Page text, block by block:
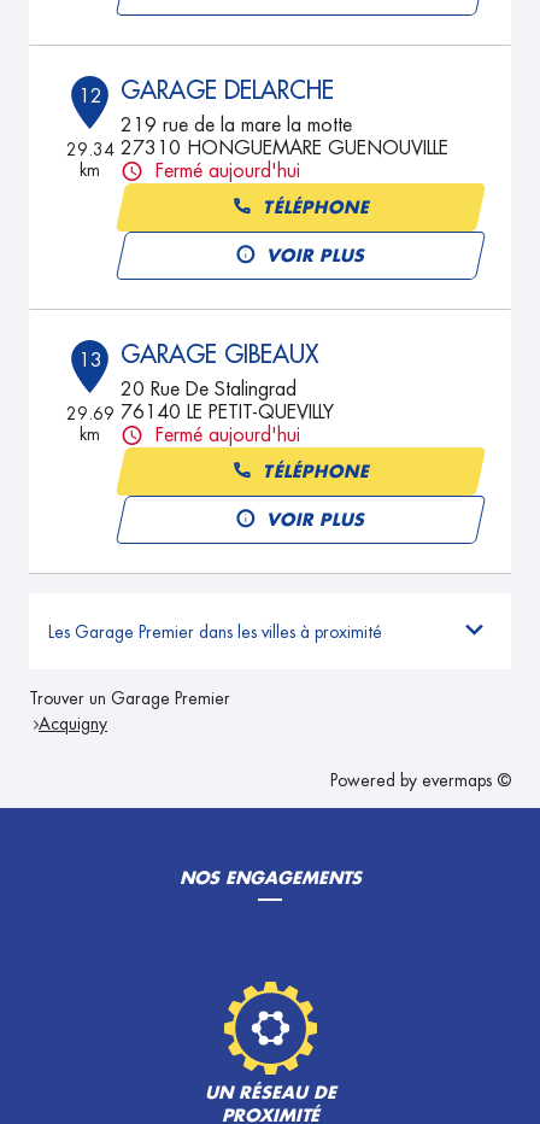
12
29.34
km
GARAGE DELARCHE
219 rue de la mare la motte
27310 HONGUEMARE GUENOUVILLE
Fermé aujourd'hui
TÉLÉPHONE
VOIR PLUS
13
29.69
km
GARAGE GIBEAUX
20 Rue De Stalingrad
76140 LE PETIT-QUEVILLY
Fermé aujourd'hui
TÉLÉPHONE
VOIR PLUS
Les Garage Premier dans les villes à proximité
Trouver un Garage Premier
Acquigny
Powered by evermaps ©
NOS ENGAGEMENTS
UN RÉSEAU DE
PROXIMITÉ